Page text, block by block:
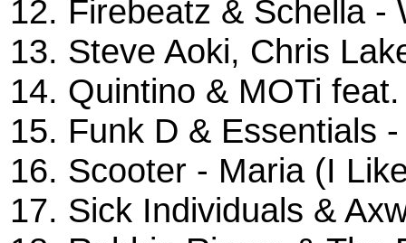
12. Firebeatz & Schella -
13. Steve Aoki, Chris
14. Quintino & MOTi
15. Funk D & Essentials
16. Scooter - Maria (I
17. Sick Individuals &